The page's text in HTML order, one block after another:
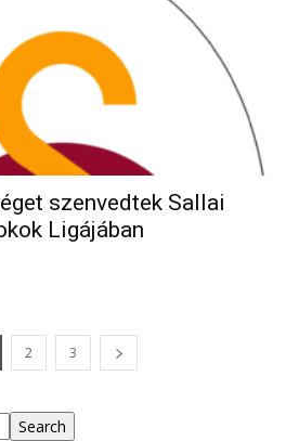
szenvedtek Sallai
Ligájában
2 3
Search